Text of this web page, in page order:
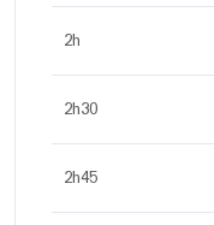
2h
2h30
2h45